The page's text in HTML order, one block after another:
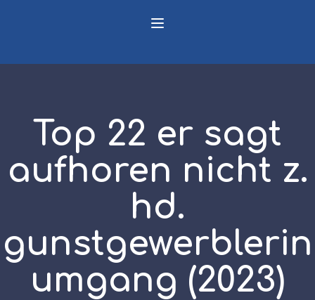
Top 22 er sagt
aufhoren nicht z.
hd.
gunstgewerblerin
umgang (2023)